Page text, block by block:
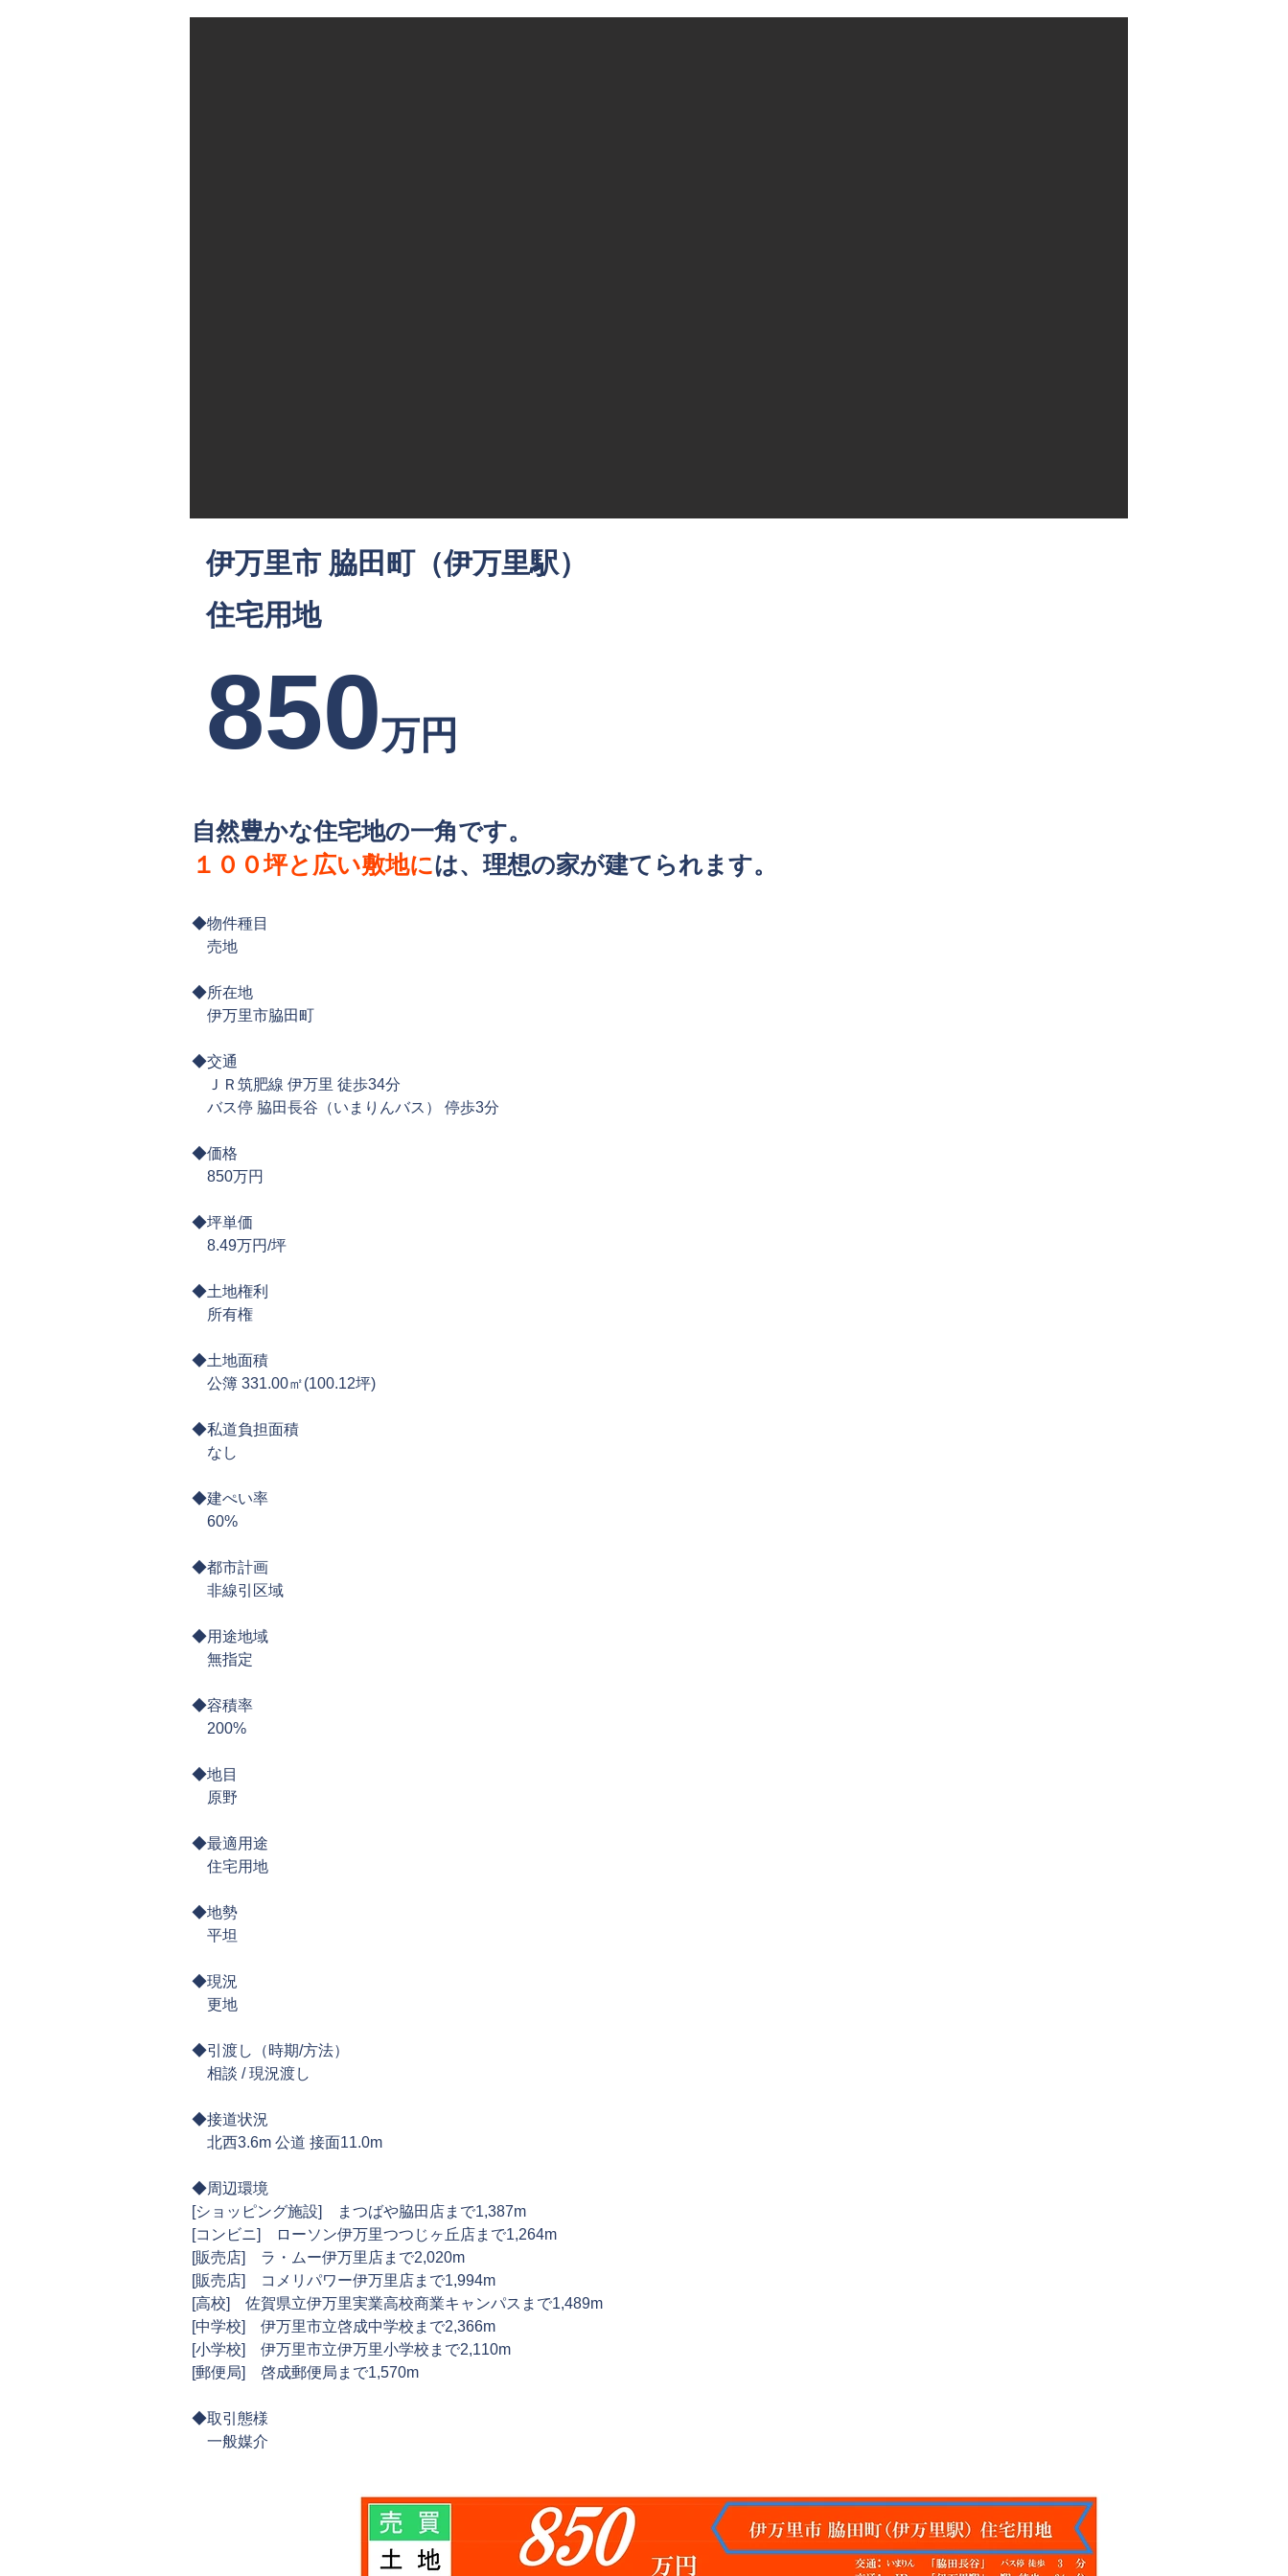
伊万里市 脇田町（伊万里駅）
住宅用地
850万円
自然豊かな住宅地の一角です。
１００坪と広い敷地には、理想の家が建てられます。
◆物件種目
売地
◆所在地
伊万里市脇田町
◆交通
ＪＲ筑肥線 伊万里 徒歩34分
バス停 脇田長谷（いまりんバス） 停歩3分
◆価格
850万円
◆坪単価
8.49万円/坪
◆土地権利
所有権
◆土地面積
公簿 331.00㎡(100.12坪)
◆私道負担面積
なし
◆建ぺい率
​ 60%
◆都市計画
非線引区域
◆用途地域
無指定
◆容積率
​ 200%
◆地目
原野
◆最適用途
住宅用地
◆地勢
​ 平坦
◆現況
更地
◆引渡し（時期/方法）
相談 / 現況渡し
◆接道状況
​ 北西3.6m 公道 接面11.0m
◆周辺環境
[ショッピング施設] まつばや脇田店まで1,387m
[コンビニ] ローソン伊万里つつじヶ丘店まで1,264m
[販売店] ラ・ムー伊万里店まで2,020m
[販売店] コメリパワー伊万里店まで1,994m
[高校] 佐賀県立伊万里実業高校商業キャンパスまで1,489m
[中学校] 伊万里市立啓成中学校まで2,366m
[小学校] 伊万里市立伊万里小学校まで2,110m
[郵便局] 啓成郵便局まで1,570m
◆取引態様
一般媒介